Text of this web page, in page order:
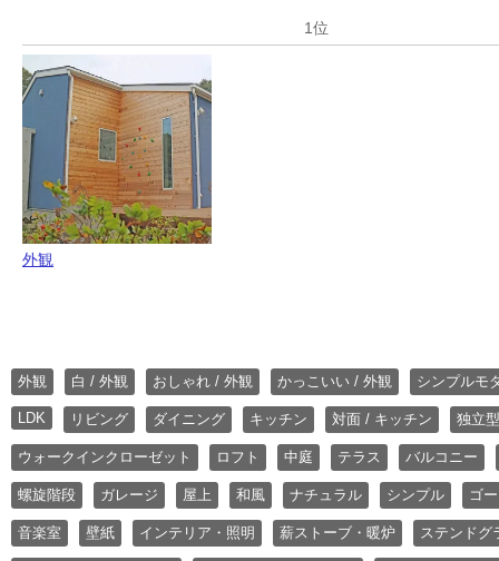
外観
外観 白 / 外観 おしゃれ / 外観 かっこいい / 外観 シンプルモ
LDK リビング ダイニング キッチン 対面 / キッチン 独立
ウォークインクローゼット ロフト 中庭 テラス バルコニー
螺旋階段 ガレージ 屋上 和風 ナチュラル シンプル ゴ
音楽室 壁紙 インテリア・照明 薪ストーブ・暖炉 ステンドグ